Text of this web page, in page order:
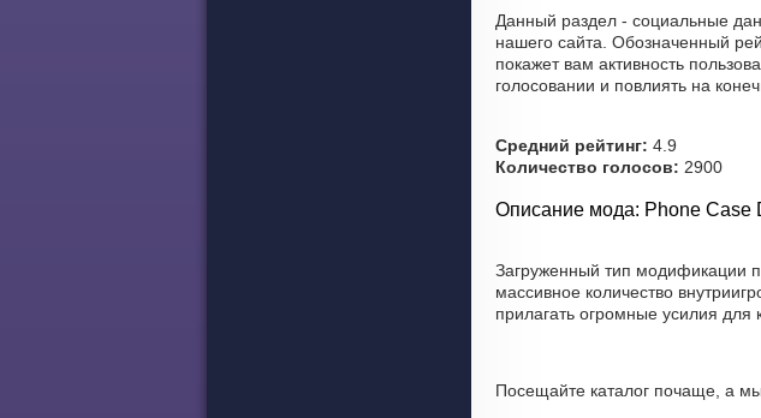
Данный раздел - социальные
нашего сайта. Обозначенный
покажет вам активность
голосовании и повлиять на
Средний рейтинг: 4.9
Количество голосов: 2900
Описание мода: Phone Case
Загруженный тип модификации
массивное количество
прилагать огромные усилия
Посещайте каталог почаще, а